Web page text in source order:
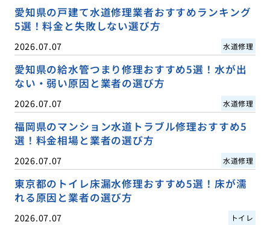
愛知県の戸建て水道修理業者おすすめランキング
5選！料金と失敗しない選び方
2026.07.07 水道修理
愛知県の給水管つまり修理おすすめ5選！水が出
ない・弱い原因と業者の選び方
2026.07.07 水道修理
福岡県のマンション水道トラブル修理おすすめ5
選！料金相場と業者の選び方
2026.07.07 水道修理
東京都のトイレ床漏水修理おすすめ5選！床が濡
れる原因と業者の選び方
2026.07.07 トイレ